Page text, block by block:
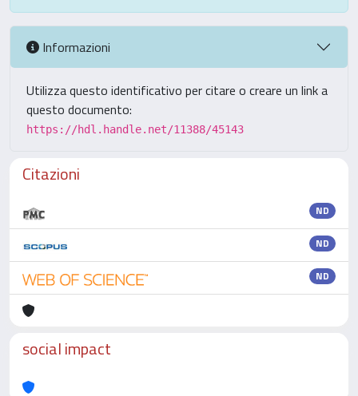
Informazioni
Utilizza questo identificativo per citare o creare un link a
questo documento:
https://hdl.handle.net/11388/45143
Citazioni
ND
ND
ND
social impact